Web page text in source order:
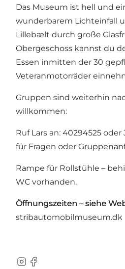
Das Museum ist hell und
wunderbarem Lichteinfall
Lillebælt durch große
Obergeschoss kannst du
Essen inmitten der 30
Veteranmotorräder
Gruppen sind weiterhin
willkommen:
Ruf Lars an: 40294525
für Fragen oder
Rampe für Rollstühle –
WC vorhanden.
Öffnungszeiten – siehe
stribautomobilmuseum.dk
Instagram
Facebook